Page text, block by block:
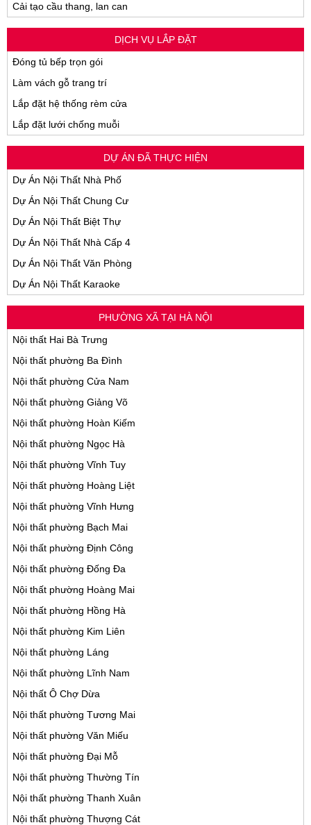
Cải tạo cầu thang, lan can
DỊCH VỤ LẮP ĐẶT
Đóng tủ bếp trọn gói
Làm vách gỗ trang trí
Lắp đặt hệ thống rèm cửa
Lắp đặt lưới chống muỗi
DỰ ÁN ĐÃ THỰC HIỆN
Dự Án Nội Thất Nhà Phố
Dự Án Nội Thất Chung Cư
Dự Án Nội Thất Biệt Thự
Dự Án Nội Thất Nhà Cấp 4
Dự Án Nội Thất Văn Phòng
Dự Án Nội Thất Karaoke
PHƯỜNG XÃ TẠI HÀ NỘI
Nội thất Hai Bà Trưng
Nội thất phường Ba Đình
Nội thất phường Cửa Nam
Nội thất phường Giảng Võ
Nội thất phường Hoàn Kiếm
Nội thất phường Ngọc Hà
Nội thất phường Vĩnh Tuy
Nội thất phường Hoàng Liệt
Nội thất phường Vĩnh Hưng
Nội thất phường Bạch Mai
Nội thất phường Định Công
Nội thất phường Đống Đa
Nội thất phường Hoàng Mai
Nội thất phường Hồng Hà
Nội thất phường Kim Liên
Nội thất phường Láng
Nội thất phường Lĩnh Nam
Nội thất Ô Chợ Dừa
Nội thất phường Tương Mai
Nội thất phường Văn Miếu
Nội thất phường Đại Mỗ
Nội thất phường Thường Tín
Nội thất phường Thanh Xuân
Nội thất phường Thượng Cát